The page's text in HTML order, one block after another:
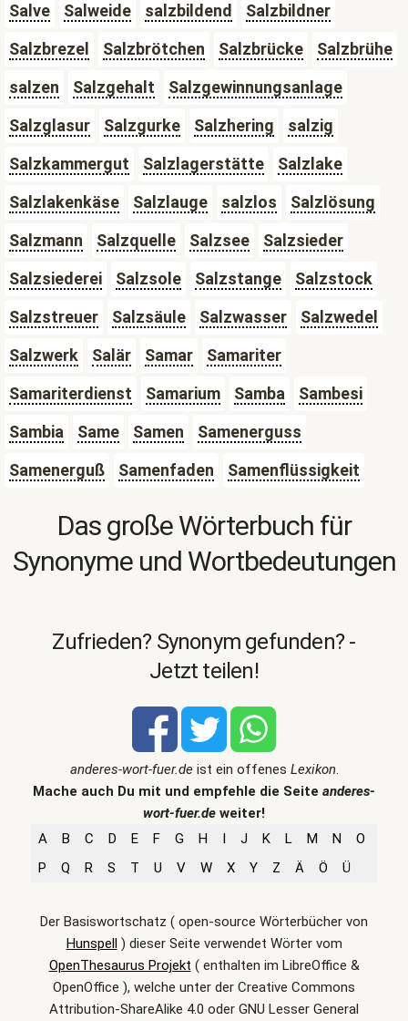
Salve
Salweide salzbildend
Salzbildner
Salzbrezel
Salzbrötchen Salzbrücke
Salzbrühe
salzen
Salzgehalt
Salzgewinnungsanlage
Salzglasur
Salzgurke Salzhering
salzig
Salzkammergut
Salzlagerstätte
Salzlake
Salzlakenkäse
Salzlauge salzlos
Salzlösung
Salzmann
Salzquelle Salzsee
Salzsieder
Salzsiederei
Salzsole Salzstange
Salzstock
Salzstreuer
Salzsäule Salzwasser
Salzwedel
Salzwerk
Salär Samar
Samariter
Samariterdienst
Samarium Samba
Sambesi
Sambia
Same Samen
Samenerguss
Samenerguß
Samenfaden Samenflüssigkeit
Das große Wörterbuch für
Synonyme und Wortbedeutungen
Zufrieden? Synonym gefunden? -
Jetzt teilen!
anderes-wort-fuer.deist ein offenes Lexikon.
Mache auch Du mit und empfehle die Seite anderes-
wort-fuer.de weiter!
A
B C D E F G H I J K L M N
O
P
Q R S T U V W X Y Z Ä Ö Ü
Der Basiswortschatz ( open-source Wörterbücher von
Hunspell) dieser Seite verwendet Wörter vom
OpenThesaurus Projekt ( enthalten im LibreOffice &
OpenOffice ), welche unter der Creative Commons
Attribution-ShareAlike 4.0 oder GNU Lesser General